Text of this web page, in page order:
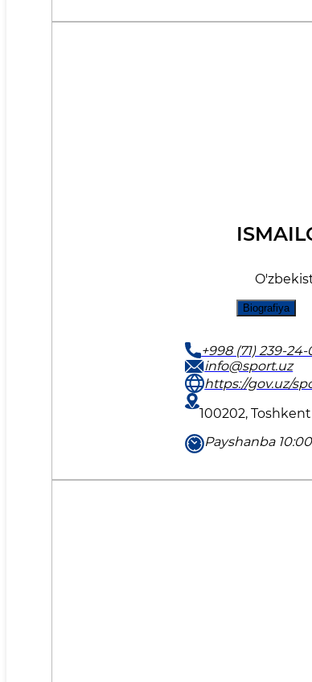
Biografiya
+998 (71) 239-
info@sport.uz
https://gov.uz/
100202,
Payshanba